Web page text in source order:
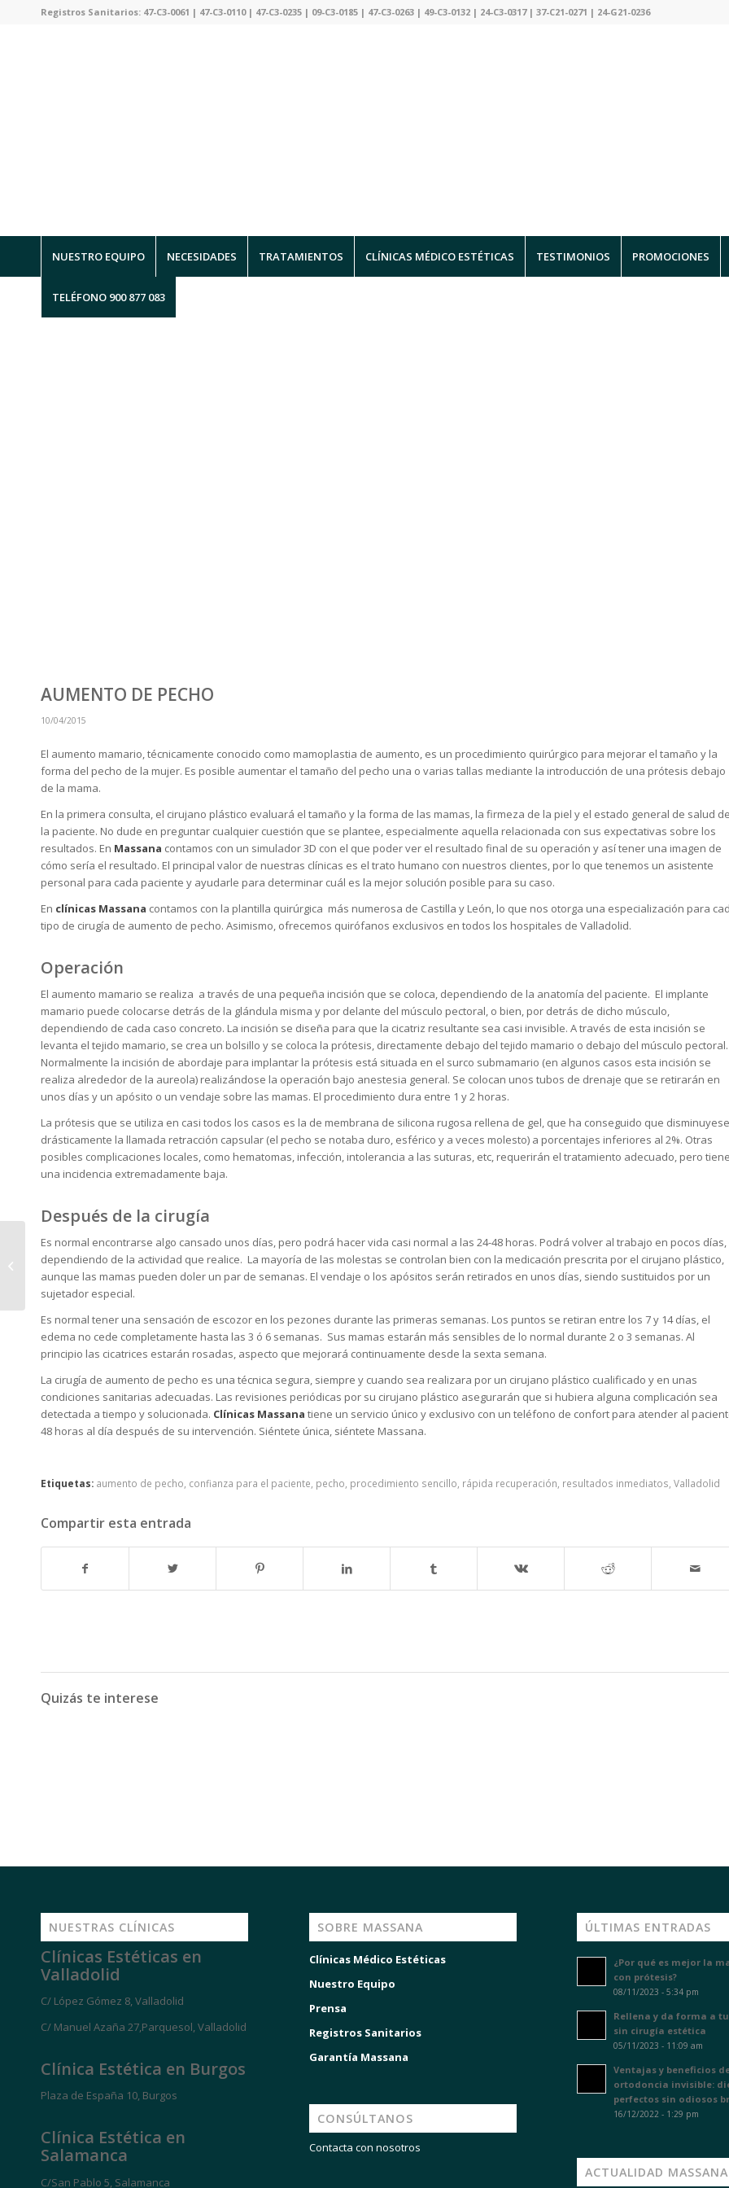
Registros Sanitarios: 47-C3-0061 | 47-C3-0110 | 47-C3-0235 | 09-C3-0185 | 47-C3-0263 | 49-C3-0132 | 24-C3-0317 | 37-C21-0271 | 24-G21-0236
NUESTRO EQUIPO NECESIDADES TRATAMIENTOS CLÍNICAS MÉDICO ESTÉTICAS TESTIMONIOS PROMOCIONES
TELÉFONO 900 877 083
AUMENTO DE PECHO
10/04/2015
El aumento mamario, técnicamente conocido como mamoplastia de aumento, es un procedimiento quirúrgico para mejorar el tamaño y la
forma del pecho de la mujer. Es posible aumentar el tamaño del pecho una o varias tallas mediante la introducción de una prótesis debajo
de la mama.
En la primera consulta, el cirujano plástico evaluará el tamaño y la forma de las mamas, la firmeza de la piel y el estado general de salud de
la paciente. No dude en preguntar cualquier cuestión que se plantee, especialmente aquella relacionada con sus expectativas sobre los
resultados. En Massana contamos con un simulador 3D con el que poder ver el resultado final de su operación y así tener una imagen de
cómo sería el resultado. El principal valor de nuestras clínicas es el trato humano con nuestros clientes, por lo que tenemos un asistente
personal para cada paciente y ayudarle para determinar cuál es la mejor solución posible para su caso.
En clínicas Massana contamos con la plantilla quirúrgica más numerosa de Castilla y León, lo que nos otorga una especialización para
tipo de cirugía de aumento de pecho. Asimismo, ofrecemos quirófanos exclusivos en todos los hospitales de Valladolid.
Operación
El aumento mamario se realiza a través de una pequeña incisión que se coloca, dependiendo de la anatomía del paciente. El implante
mamario puede colocarse detrás de la glándula misma y por delante del músculo pectoral, o bien, por detrás de dicho músculo,
dependiendo de cada caso concreto. La incisión se diseña para que la cicatriz resultante sea casi invisible. A través de esta incisión se
levanta el tejido mamario, se crea un bolsillo y se coloca la prótesis, directamente debajo del tejido mamario o debajo del músculo pectoral.
Normalmente la incisión de abordaje para implantar la prótesis está situada en el surco submamario (en algunos casos esta incisión se
realiza alrededor de la aureola) realizándose la operación bajo anestesia general. Se colocan unos tubos de drenaje que se retirarán en
unos días y un apósito o un vendaje sobre las mamas. El procedimiento dura entre 1 y 2 horas.
La prótesis que se utiliza en casi todos los casos es la de membrana de silicona rugosa rellena de gel, que ha conseguido que disminuyese
drásticamente la llamada retracción capsular (el pecho se notaba duro, esférico y a veces molesto) a porcentajes inferiores al 2%. Otras
posibles complicaciones locales, como hematomas, infección, intolerancia a las suturas, etc, requerirán el tratamiento adecuado, pero
una incidencia extremadamente baja.
Después de la cirugía
Es normal encontrarse algo cansado unos días, pero podrá hacer vida casi normal a las 24-48 horas. Podrá volver al trabajo en pocos días,
dependiendo de la actividad que realice. La mayoría de las molestas se controlan bien con la medicación prescrita por el cirujano plástico,
aunque las mamas pueden doler un par de semanas. El vendaje o los apósitos serán retirados en unos días, siendo sustituidos por un
sujetador especial.
Es normal tener una sensación de escozor en los pezones durante las primeras semanas. Los puntos se retiran entre los 7 y 14 días, el
edema no cede completamente hasta las 3 ó 6 semanas. Sus mamas estarán más sensibles de lo normal durante 2 o 3 semanas. Al
principio las cicatrices estarán rosadas, aspecto que mejorará continuamente desde la sexta semana.
La cirugía de aumento de pecho es una técnica segura, siempre y cuando sea realizara por un cirujano plástico cualificado y en unas
condiciones sanitarias adecuadas. Las revisiones periódicas por su cirujano plástico asegurarán que si hubiera alguna complicación sea
detectada a tiempo y solucionada. Clínicas Massana tiene un servicio único y exclusivo con un teléfono de confort para atender al
48 horas al día después de su intervención. Siéntete única, siéntete Massana.
Etiquetas: aumento de pecho confianza para el paciente pecho procedimiento sencillo rápida recuperación resultados inmediatos Valladolid
Compartir esta entrada
Quizás te interese
NUESTRAS CLÍNICAS
Clínicas Estéticas en
Valladolid
C/ López Gómez 8, Valladolid
C/ Manuel Azaña 27,Parquesol, Valladolid
Clínica Estética en Burgos
Plaza de España 10, Burgos
Clínica Estética en
Salamanca
C/San Pablo 5, Salamanca
SOBRE MASSANA
Clínicas Médico Estéticas
Nuestro Equipo
Prensa
Registros Sanitarios
Garantía Massana
CONSÚLTANOS
Contacta con nosotros
ÚLTIMAS ENTRADAS
¿Por qué es mejor la
con prótesis?
08/11/2023 - 5:34 pm
Rellena y da forma a
sin cirugía estética
05/11/2023 - 11:09 am
Ventajas y beneficios
ortodoncia invisible:
perfectos sin odiosos
16/12/2022 - 1:29 pm
ACTUALIDAD MASSANA
REJUVENECE TU CARA
CON HILOS TENSORES